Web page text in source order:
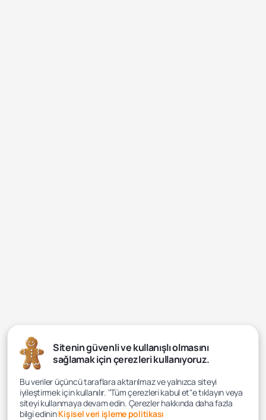
Sitenin güvenli ve kullanışlı olmasını
sağlamak için çerezleri kullanıyoruz.
Bu veriler üçüncü taraflara aktarılmaz ve yalnızca siteyi
iyileştirmek için kullanılır. "Tüm çerezleri kabul et"e tıklayın veya
siteyi kullanmaya devam edin. Çerezler hakkında daha fazla
bilgi edininKişisel veri işleme politikası